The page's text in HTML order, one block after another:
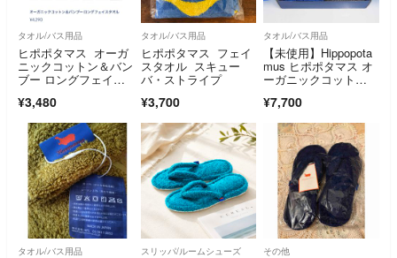
タオル/バス用品
ヒポポタマス オーガ
ニックコットン＆バン
ブー ロングフェイス
¥3,480
タオル/バス用品
ヒポポタマス フェイ
スタオル スキュー
バ・ストライプ
¥3,700
タオル/バス用品
【未使用】Hippopota
mus ヒポポタマス オ
ーガニックコット
ン フェイスタオル2枚
セット 高級今治タオ
ル X0598
¥7,700
タオル/バス用品 スリッパ/ルームシューズ その他